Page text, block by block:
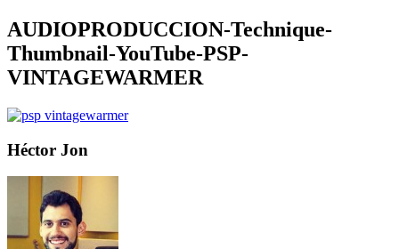
AUDIOPRODUCCION-Technique-
Thumbnail-YouTube-PSP-
VINTAGEWARMER
Primary
Sidebar
Héctor Jon